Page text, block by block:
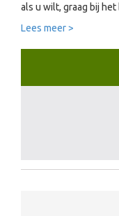
als u wilt, graag bij
Lees meer >